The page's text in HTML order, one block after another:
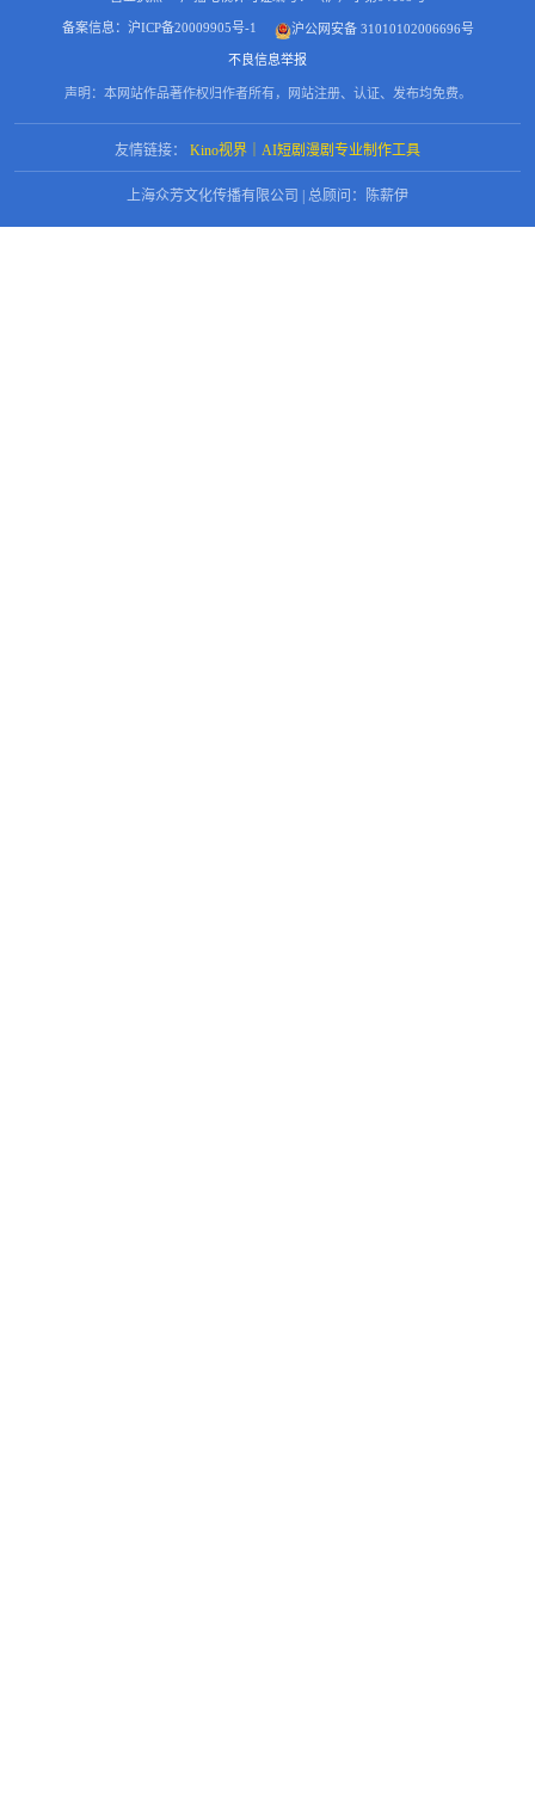
备案信息：沪ICP备20009905号-1 沪公网安备 31010102006696号
不良信息举报
声明：本网站作品著作权归作者所有，网站注册、认证、发布均免费。
友情链接： Kino视界｜AI短剧漫剧专业制作工具
上海众芳文化传播有限公司 | 总顾问：陈薪伊